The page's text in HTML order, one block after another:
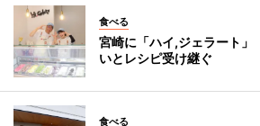
食べる
宮崎に「ハイ,ジェラート
いとレシピ受け継ぐ
食べる